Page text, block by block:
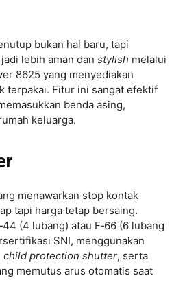
bukan hal baru, tapi
lebih aman dan stylish melalui
8625 yang menyediakan
terpakai. Fitur ini sangat efektif
benda asing,
keluarga.
menawarkan stop kontak
tapi harga tetap bersaing.
(4 lubang) atau F‑66 (6 lubang
SNI, menggunakan
child protection shutter, serta
memutus arus otomatis saat